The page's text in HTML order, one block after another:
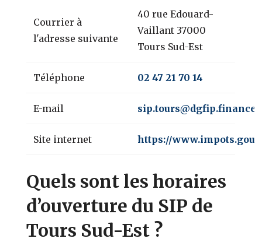
Courrier à
l'adresse suivante
40 rue Edouard-
Vaillant 37000
Tours Sud-Est
Téléphone 02 47 21 70 14
E-mail
Site internet https://
Quels sont les horaires
d’ouverture du SIP de
Tours Sud-Est ?